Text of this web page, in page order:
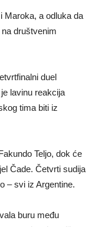
Maroka, a odluka da
društvenim
duel
lavinu reakcija
tima biti iz
Teljo, dok će
Čade. Četvrti sudija
– svi iz Argentine.
buru među